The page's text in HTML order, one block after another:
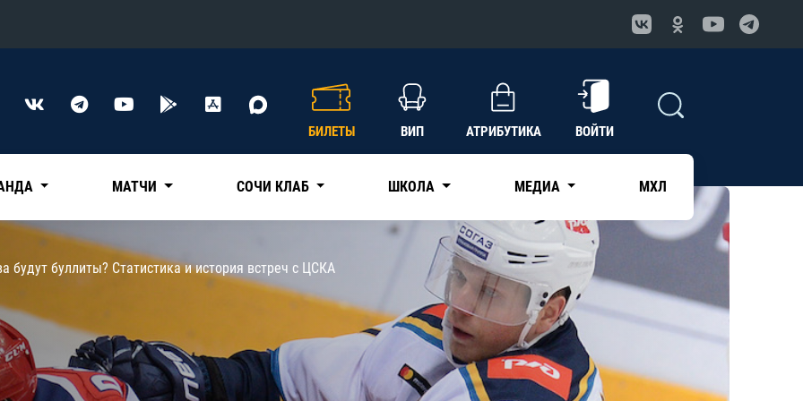
Конференция «Восток»
Нефтехимик
Трактор
Дивизион Чернышева
Авангард
Адмирал
КХЛ
БИЛЕТЫ ВИП АТРИБУТИКА ВОЙТИ
МАТЧИ СОЧИ КЛАБ ШКОЛА МЕДИА МХЛ
будут буллиты? Статистика и история встреч с ЦСКА